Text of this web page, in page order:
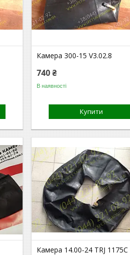
Камера 300-15 V3.02.8
740 ₴
В наявності
Купити
Камера 14.00-24 TRJ 1175C